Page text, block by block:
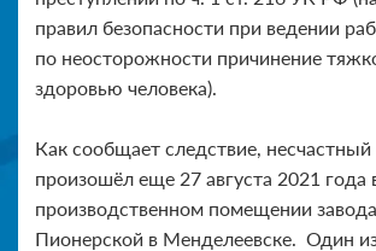
правил безопасности при ведении
по неосторожности причинение
здоровью человека).
Как сообщает следствие, несчастный
произошёл еще 27 августа 2021 года
производственном помещении
Пионерской в Менделеевске. Один